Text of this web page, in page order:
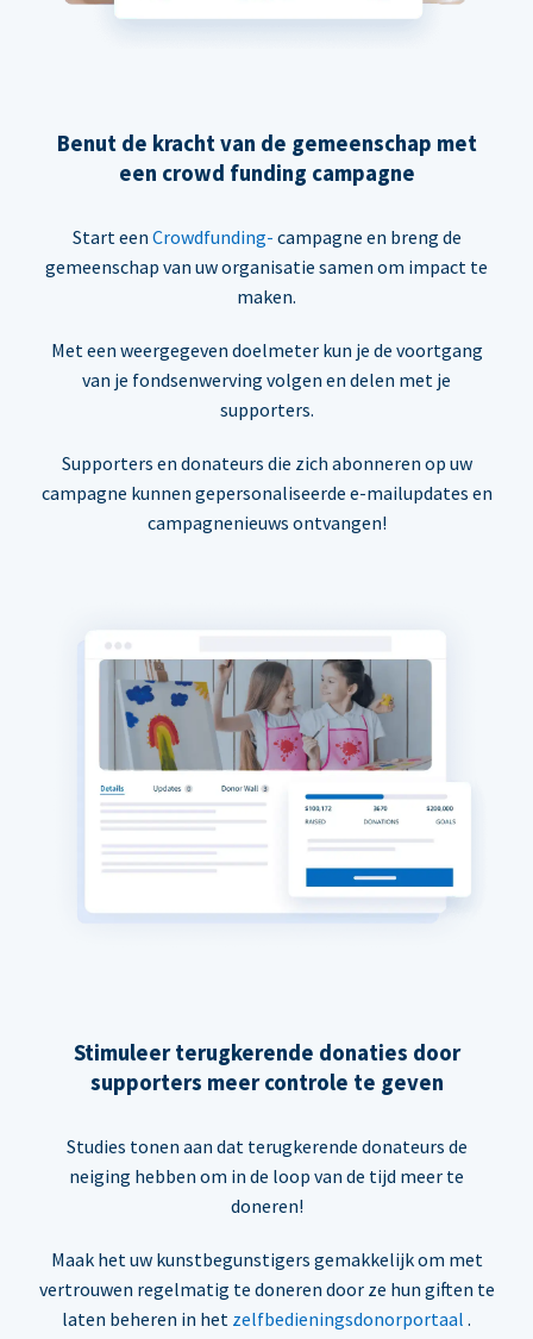
Benut de kracht van de gemeenschap met
een crowd funding campagne
Start een Crowdfunding- campagne en breng de
gemeenschap van uw organisatie samen om impact te
maken.
Met een weergegeven doelmeter kun je de voortgang
van je fondsenwerving volgen en delen met je
supporters.
Supporters en donateurs die zich abonneren op uw
campagne kunnen gepersonaliseerde e-mailupdates en
campagnenieuws ontvangen!
Stimuleer terugkerende donaties door
supporters meer controle te geven
Studies tonen aan dat terugkerende donateurs de
neiging hebben om in de loop van de tijd meer te
doneren!
Maak het uw kunstbegunstigers gemakkelijk om met
vertrouwen regelmatig te doneren door ze hun giften te
laten beheren in het zelfbedieningsdonorportaal .